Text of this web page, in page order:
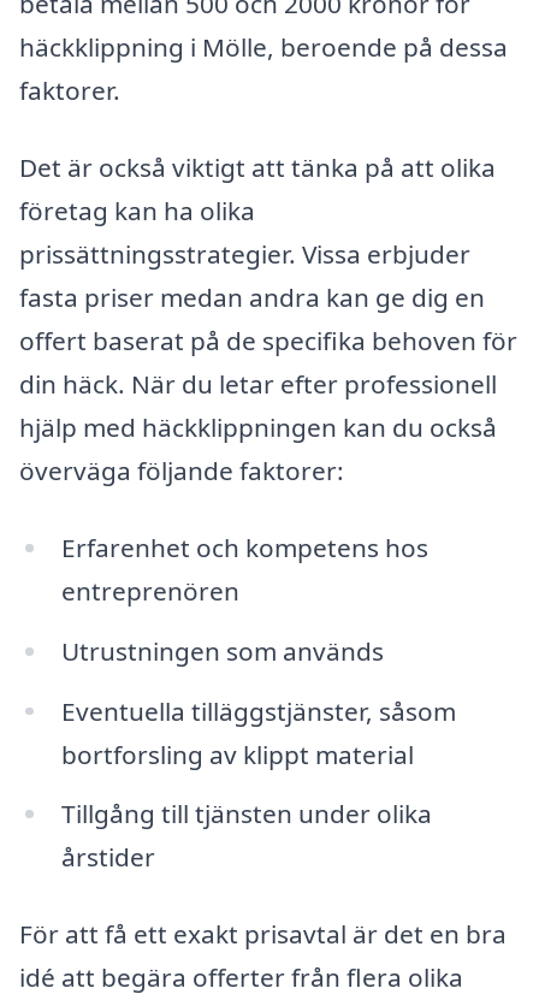
häckklippning i Mölle, beroende på dessa
faktorer.
Det är också viktigt att tänka på att olika
företag kan ha olika
prissättningsstrategier. Vissa erbjuder
fasta priser medan andra kan ge dig en
offert baserat på de specifika behoven för
din häck. När du letar efter professionell
hjälp med häckklippningen kan du också
överväga följande faktorer:
Erfarenhet och kompetens hos
entreprenören
Utrustningen som används
Eventuella tilläggstjänster, såsom
bortforsling av klippt material
Tillgång till tjänsten under olika
årstider
För att få ett exakt prisavtal är det en bra
idé att begära offerter från flera olika